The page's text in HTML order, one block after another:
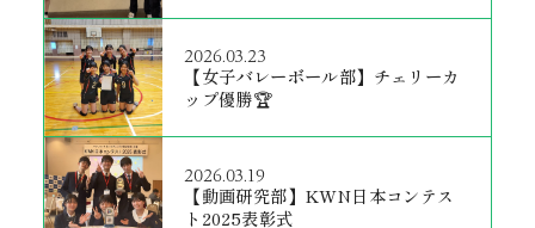
2026.03.23
【女子バレーボール部】チェリーカ
ップ優勝🏆
2026.03.19
【動画研究部】KWN日本コンテス
ト2025表彰式